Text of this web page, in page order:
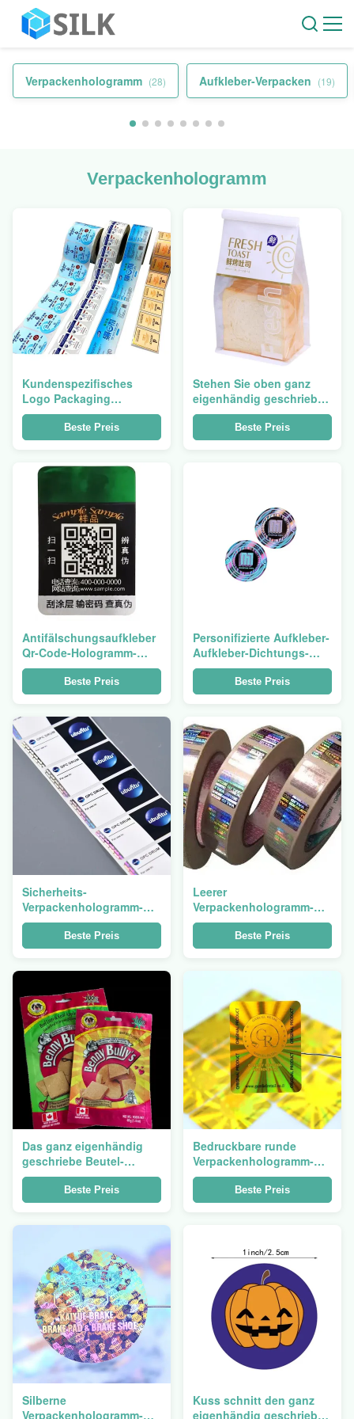
Verpackenhologramm (28) Aufkleber-Verpacken (19)
Verpackenhologramm
Kundenspezifisches
Logo Packaging
Hologram Label Sticker-
Goldechtes sicheres
bedruckbares
Beste Preis
Stehen Sie oben ganz
eigenhändig geschrieben
wiederversiegelbaren
Beutel, den ganz
eigenhändig geschrieber
Beste Preis
Antifälschungsaufkleber
Qr-Code-Hologramm-
Aufkleber-nach Maß
ursprüngliche Lasers
Beste Preis
Personifizierte Aufkleber-
Aufkleber-Dichtungs-
wasserdichte Durchlauf-
Dichtungs-Lücken-
Sicherheit des
Beste Preis
Sicherheits-
Verpackenhologramm-
Aufkleber-Paket-ganz
eigenhändig geschrieber
Besetzer-offensichtliches
Aufkleber-Lipgloss 3D 2D
Beste Preis
Leerer
Verpackenhologramm-
Sicherheits-Aufkleber-
Besetzer-offensichtlicher
Hologramm-Aufkleber
Beste Preis
Das ganz eigenhändig
geschriebe Beutel-
Verpacken vereitelt
flachen Geruch-Beweis
Plastik sich bauscht mit
Reißverschluss-Partei-
Beste Preis
Bedruckbare runde
Verpackenhologramm-
ursprünglicher Aufkleber-
ganz eigenhändig
geschriebe
Beste Preis
Silberne
Verpackenhologramm-
Kuss schnitt den ganz
eigenhändig geschrieben